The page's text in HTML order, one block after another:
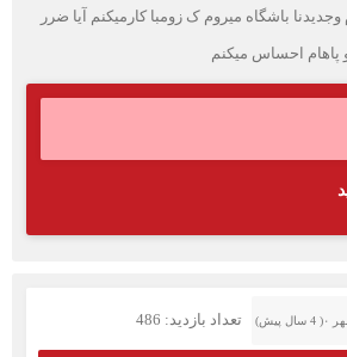
وجدیدنا باشگاه میروم ک زومبا کارمیکنم آیا ضرر
پاهام احساس میکنم
تعداد بازدید: 486